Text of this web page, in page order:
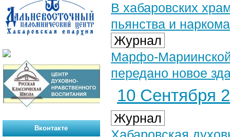
В хабаровских
пьянства и
Журнал
Марфо-Мариинской
передано новое
10 Сентября
Журнал
Вконтакте